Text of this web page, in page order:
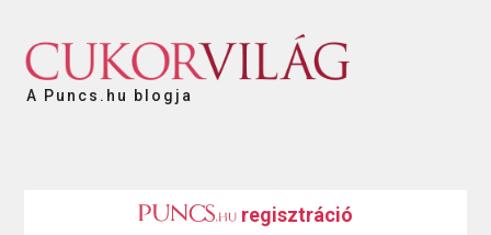
A Puncs.hu blogja
regisztráció